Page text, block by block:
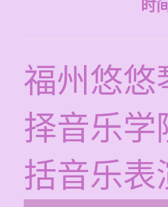
时
福州悠悠
择音乐学
括音乐表